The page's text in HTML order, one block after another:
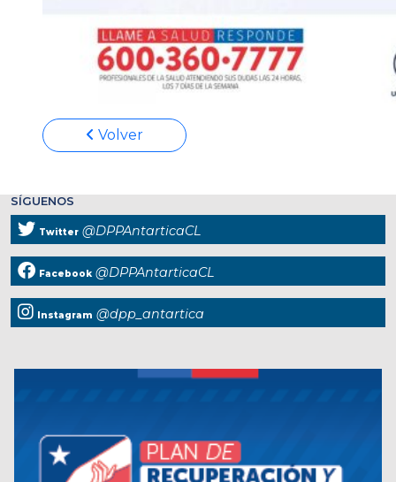
Volver
SÍGUENOS
Twitter @DPPAntarticaCL
Facebook @DPPAntarticaCL
Instagram @dpp_antartica